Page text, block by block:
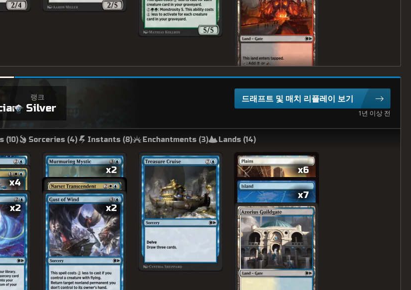
랭크
Silver
드래프트 및 매치 리플레이 보기
1년 이상 전
(10) Sorceries (4) Instants (8) Enchantments (3) Lands (14)
x4
x2
x2
x2
x6
x7